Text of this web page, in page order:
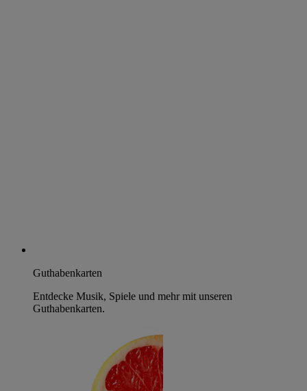
Guthabenkarten
Entdecke Musik, Spiele und mehr mit unseren
Guthabenkarten.